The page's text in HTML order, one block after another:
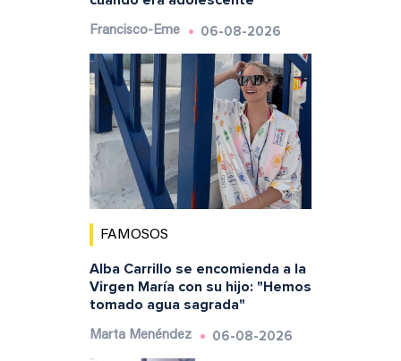
Francisco-Eme 06-08-2026
FAMOSOS
Alba Carrillo se encomienda a la
Virgen María con su hijo: "Hemos
tomado agua sagrada"
Marta Menéndez 06-08-2026